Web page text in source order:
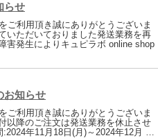
らせ
ご利用頂き誠にありがとうございま
いただいておりました発送業務を再
害発生によりキュピラボ online shop
お知らせ
ご利用頂き誠にありがとうございま
以降のご注文は発送業務を休止させ
年11月18日(月)～2024年12月 …